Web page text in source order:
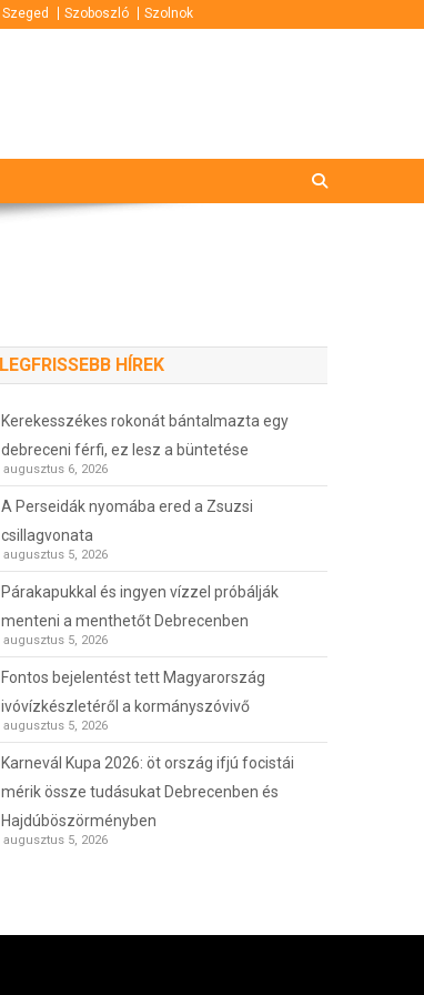
Szeged Szoboszló Szolnok
LEGFRISSEBB HÍREK
Kerekesszékes rokonát bántalmazta egy
debreceni férfi, ez lesz a büntetése
augusztus 6, 2026
A Perseidák nyomába ered a Zsuzsi
csillagvonata
augusztus 5, 2026
Párakapukkal és ingyen vízzel próbálják
menteni a menthetőt Debrecenben
augusztus 5, 2026
Fontos bejelentést tett Magyarország
ivóvízkészletéről a kormányszóvivő
augusztus 5, 2026
Karnevál Kupa 2026: öt ország ifjú focistái
mérik össze tudásukat Debrecenben és
Hajdúböszörményben
augusztus 5, 2026